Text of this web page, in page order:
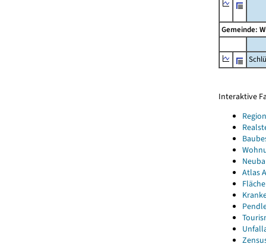
Gemeinde:
Interaktive
Atlas